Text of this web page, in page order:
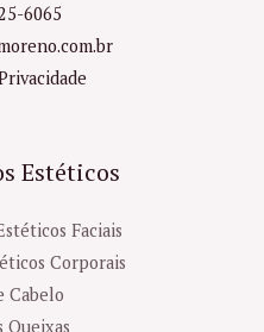
6065
Estéticos
Faciais
Corporais
Cabelo
Queixas